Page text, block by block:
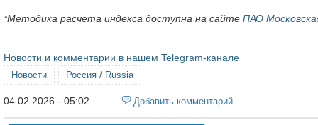
*Методика расчета индекса доступна на сайте ПАО
Новости и комментарии в нашем Telegram-канале
Новости Россия / Russia
04.02.2026 - 05:02 Добавить комментарий